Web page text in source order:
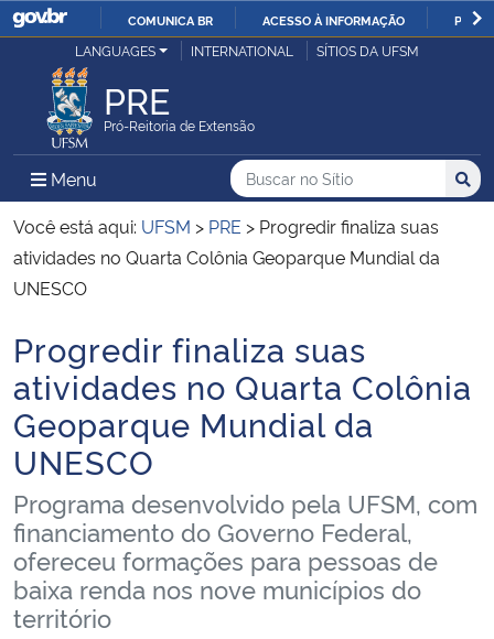
IR
COMUNICA BR ACESSO À INFORMAÇÃO
Ministério da Justiça e Segurança Pública
Ministério da Defesa
Ministério das Relações Exteriores
Ministério da Economia
Ministério da Infraestrutura
Ministério da Agricultura, Pecuária e Abastecimento
Ministério da Educação
Ministério da Cidadania
Ministério da Saúde
Ministério de Minas e Energia
LANGUAGES INTERNATIONAL SÍTIOS DA UFSM
PRE
Pró-Reitoria de Extensão
Menu Menu Principal do Sítio
Busca
Buscar no no Sítio
Busca:
Você está aqui: UFSM > PRE > Progredir finaliza suas
atividades no Quarta Colônia Geoparque Mundial da
UNESCO
Início do conteúdo
Progredir finaliza suas
atividades no Quarta Colônia
Geoparque Mundial da
UNESCO
Programa desenvolvido pela UFSM, com
financiamento do Governo Federal,
ofereceu formações para pessoas de
baixa renda nos nove municípios do
território